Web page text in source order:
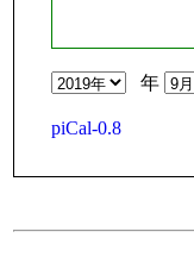
年
piCal-0.8